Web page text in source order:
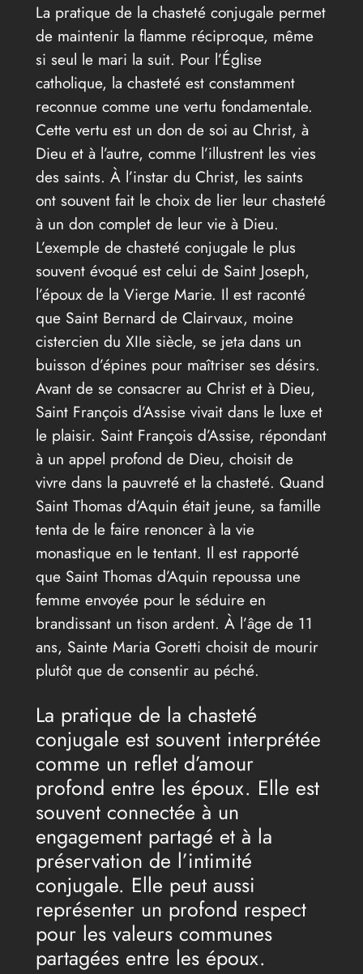
La pratique de la chasteté conjugale permet
de maintenir la flamme réciproque, même
si seul le mari la suit. Pour l’Église
catholique, la chasteté est constamment
reconnue comme une vertu fondamentale.
Cette vertu est un don de soi au Christ, à
Dieu et à l’autre, comme l’illustrent les vies
des saints. À l’instar du Christ, les saints
ont souvent fait le choix de lier leur chasteté
à un don complet de leur vie à Dieu.
L’exemple de chasteté conjugale le plus
souvent évoqué est celui de Saint Joseph,
l’époux de la Vierge Marie. Il est raconté
que Saint Bernard de Clairvaux, moine
cistercien du XIIe siècle, se jeta dans un
buisson d’épines pour maîtriser ses désirs.
Avant de se consacrer au Christ et à Dieu,
Saint François d’Assise vivait dans le luxe et
le plaisir. Saint François d’Assise, répondant
à un appel profond de Dieu, choisit de
vivre dans la pauvreté et la chasteté. Quand
Saint Thomas d’Aquin était jeune, sa famille
tenta de le faire renoncer à la vie
monastique en le tentant. Il est rapporté
que Saint Thomas d’Aquin repoussa une
femme envoyée pour le séduire en
brandissant un tison ardent. À l’âge de 11
ans, Sainte Maria Goretti choisit de mourir
plutôt que de consentir au péché.
La pratique de la chasteté
conjugale est souvent interprétée
comme un reflet d’amour
profond entre les époux. Elle est
souvent connectée à un
engagement partagé et à la
préservation de l’intimité
conjugale. Elle peut aussi
représenter un profond respect
pour les valeurs communes
partagées entre les époux.